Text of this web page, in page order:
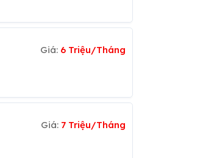
Giá: 6 Triệu/Tháng
Giá: 7 Triệu/Tháng